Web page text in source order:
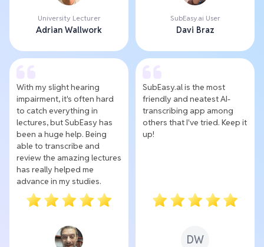
University Lecturer
Adrian Wallwork
SubEasy.ai User
Davi Braz
With my slight hearing
impairment, it's often hard
to catch everything in
lectures, but SubEasy has
been a huge help. Being
able to transcribe and
review the amazing lectures
has really helped me
advance in my studies.
SubEasy.al is the most
friendly and neatest AI-
transcribing app among
others that I've tried. Keep it
up!
DW